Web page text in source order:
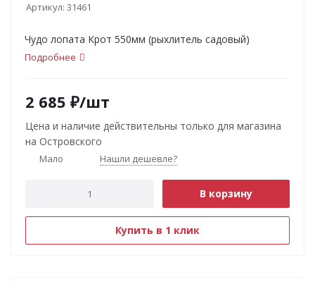
Артикул: 31461
Чудо лопата Крот 550мм (рыхлитель садовый)
Подробнее
2 685 ₽/шт
Цена и наличие действительны только для магазина
на Островского
Мало Нашли дешевле?
В корзину
Купить в 1 клик